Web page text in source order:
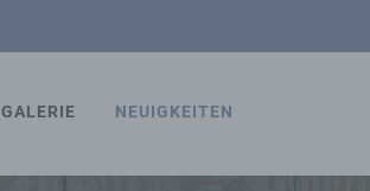
GALERIE NEUIGKEITEN